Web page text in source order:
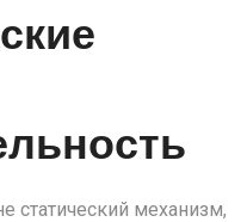
статический механизм,